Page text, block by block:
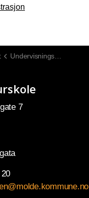
Undervisningspersonale
7